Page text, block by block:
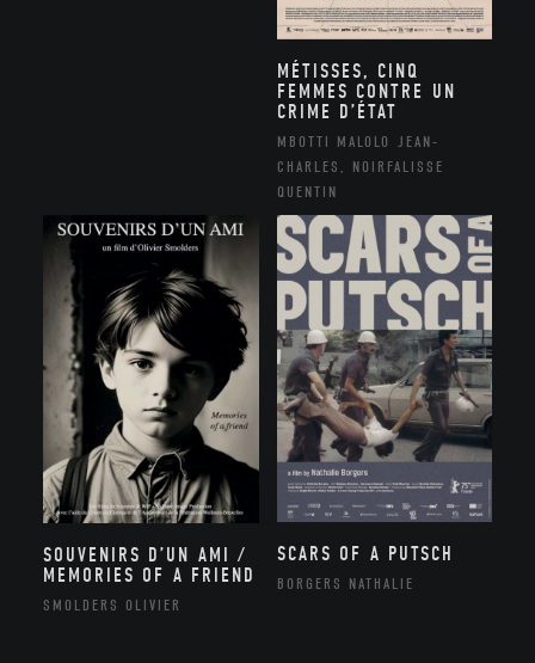
MÉTISSES, CINQ
FEMMES CONTRE UN
CRIME D’ÉTAT
MBOTTI MALOLO JEAN-
CHARLES, NOIRFALISSE
QUENTIN
SOUVENIRS D’UN AMI /
MEMORIES OF A FRIEND
SMOLDERS OLIVIER
SCARS OF A PUTSCH
BORGERS NATHALIE